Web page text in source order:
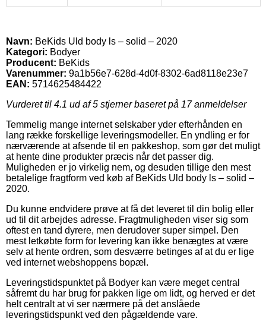
Navn: BeKids Uld body ls – solid – 2020
Kategori: Bodyer
Producent: BeKids
Varenummer: 9a1b56e7-628d-4d0f-8302-6ad8118e23e7
EAN: 5714625484422
Vurderet til 4.1 ud af 5 stjerner baseret på 17anmeldelser
Temmelig mange internet selskaber yder efterhånden en
lang række forskellige leveringsmodeller. En yndling er for
nærværende at afsende til en pakkeshop, som gør det muligt
at hente dine produkter præcis når det passer dig.
Muligheden er jo virkelig nem, og desuden tillige den mest
betalelige fragtform ved køb af BeKids Uld body ls – solid –
2020.
Du kunne endvidere prøve at få det leveret til din bolig eller
ud til dit arbejdes adresse. Fragtmuligheden viser sig som
oftest en tand dyrere, men derudover super simpel. Den
mest letkøbte form for levering kan ikke benægtes at være
selv at hente ordren, som desværre betinges af at du er lige
ved internet webshoppens bopæl.
Leveringstidspunktet på Bodyer kan være meget central
såfremt du har brug for pakken lige om lidt, og herved er det
helt centralt at vi ser nærmere på det anslåede
leveringstidspunkt ved den pågældende vare.